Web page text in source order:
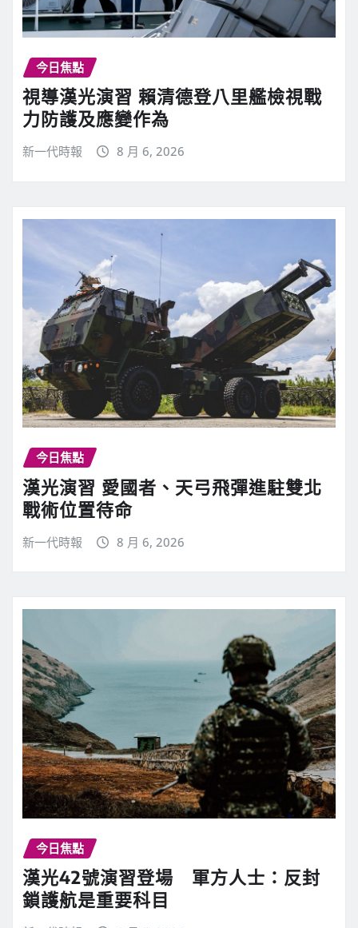
今日焦點
視導漢光演習 賴清德登八里艦檢視戰
力防護及應變作為
新一代時報 8 月 6, 2026
今日焦點
漢光演習 愛國者、天弓飛彈進駐雙北
戰術位置待命
新一代時報 8 月 6, 2026
今日焦點
漢光42號演習登場 軍方人士：反封
鎖護航是重要科目